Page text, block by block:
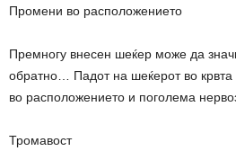
Промени во расположението
Премногу внесен шеќер може да
обратно… Падот на шеќерот во
во расположението и поголема
Тромавост